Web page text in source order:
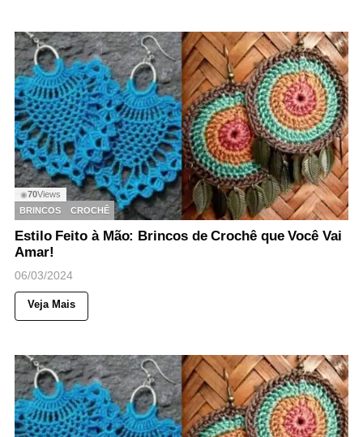
◉70Views
BRINCOS
CROCHÊ
Estilo Feito à Mão: Brincos de Crochê que Você Vai
Amar!
06/03/2024
Veja Mais